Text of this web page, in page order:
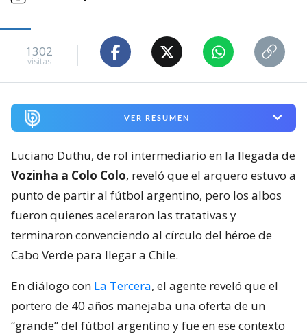
1302
visitas
VER RESUMEN
Luciano Duthu, de rol intermediario en la llegada de
Vozinha a Colo Colo, reveló que el arquero estuvo a
punto de partir al fútbol argentino, pero los albos
fueron quienes aceleraron las tratativas y
terminaron convenciendo al círculo del héroe de
Cabo Verde para llegar a Chile.
En diálogo con La Tercera, el agente reveló que el
portero de 40 años manejaba una oferta de un
“grande” del fútbol argentino y fue en ese contexto